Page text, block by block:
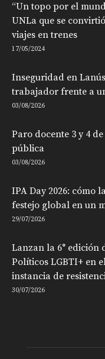
“Un topo por el
UNLa que se
viajes en trenes
17/05/2024
Inseguridad en
trabajador frente a
03/08/2026
Paro docente 3 y 4
pública
03/08/2026
IPA Day 2026: cómo
festejo global en un
29/07/2026
Lanzan la 6° edición
Políticos LGBTI+ en
instancia de
30/07/2026